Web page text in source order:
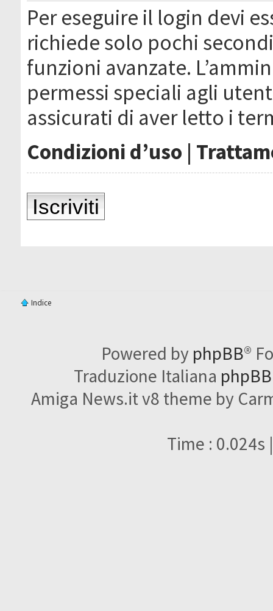
Per eseguire il login devi
richiede solo pochi
funzioni avanzate.
permessi speciali agli
assicurati di aver letto i
Condizioni d’uso |
Iscriviti
Indice
Powered by phpBB®
Traduzione Italiana
Amiga News.it v8 theme by
Time : 0.024s